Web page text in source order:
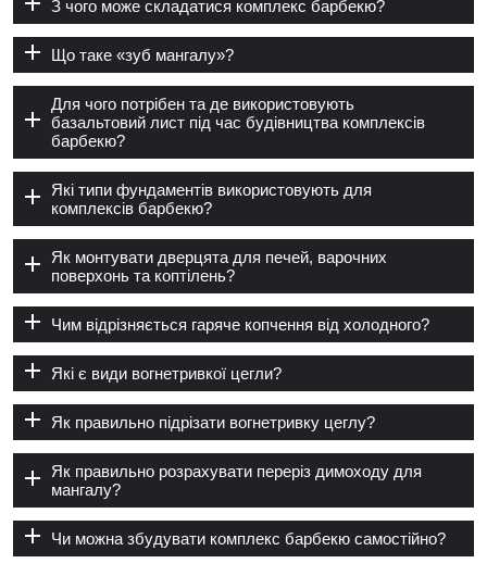
З чого може складатися комплекс барбекю?
Що таке «зуб мангалу»?
Для чого потрібен та де використовують
базальтовий лист під час будівництва комплексів
барбекю?
Які типи фундаментів використовують для
комплексів барбекю?
Як монтувати дверцята для печей, варочних
поверхонь та коптілень?
Чим відрізняється гаряче копчення від холодного?
Які є види вогнетривкої цегли?
Як правильно підрізати вогнетривку цеглу?
Як правильно розрахувати переріз димоходу для
мангалу?
Чи можна збудувати комплекс барбекю самостійно?